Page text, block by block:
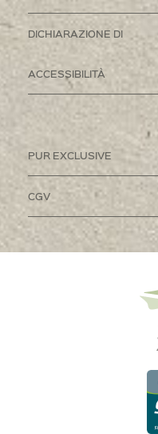
DICHIARAZIONE DI
ACCESSIBILITÀ
PUR EXCLUSIVE
CGV